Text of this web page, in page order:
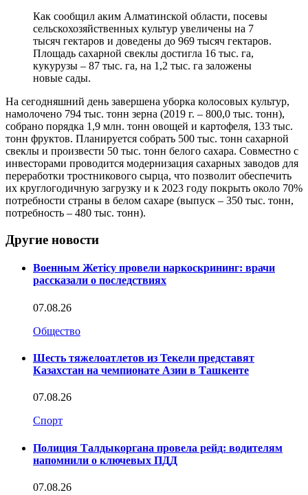
Как сообщил аким Алматинской области, посевы
сельскохозяйственных культур увеличены на 7
тысяч гектаров и доведены до 969 тысяч гектаров.
Площадь сахарной свеклы достигла 16 тыс. га,
кукурузы – 87 тыс. га, на 1,2 тыс. га заложены
новые сады.
На сегодняшний день завершена уборка колосовых культур,
намолочено 794 тыс. тонн зерна (2019 г. – 800,0 тыс. тонн),
собрано порядка 1,9 млн. тонн овощей и картофеля, 133 тыс.
тонн фруктов. Планируется собрать 500 тыс. тонн сахарной
свеклы и произвести 50 тыс. тонн белого сахара. Совместно с
инвесторами проводится модернизация сахарных заводов для
переработки тростникового сырца, что позволит обеспечить
их круглогодичную загрузку и к 2023 году покрыть около 70%
потребности страны в белом сахаре (выпуск – 350 тыс. тонн,
потребность – 480 тыс. тонн).
Другие новости
Военным Жетісу провели наркоскрининг: врачи
рассказали о последствиях
07.08.26
Общество
Шесть тяжелоатлетов из Текели представят
Казахстан на чемпионате Азии в Ташкенте
07.08.26
Спорт
Полиция Талдыкоргана провела рейд: водителям
напомнили о ключевых ПДД
07.08.26